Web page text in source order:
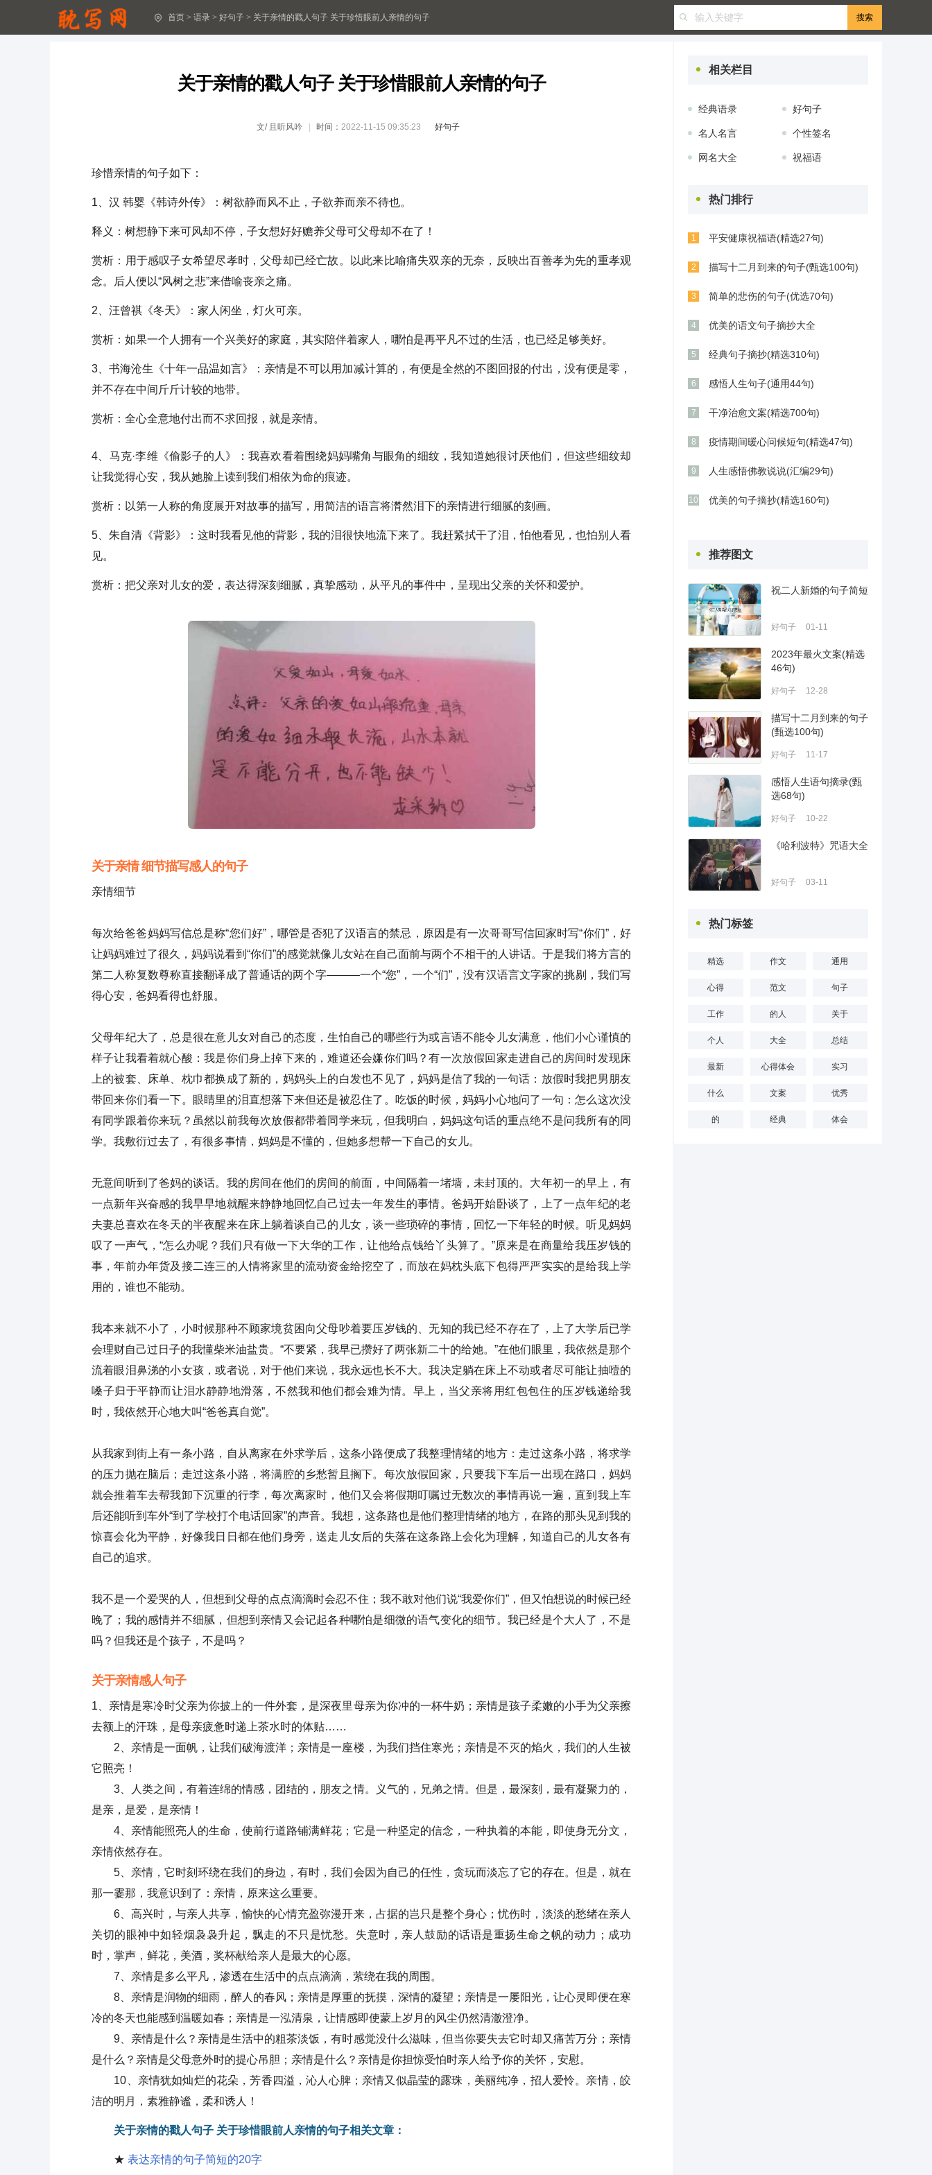
首页 > 语录 > 好句子 > 关于亲情的戳人句子 关于珍惜眼前人亲情的句子
关于亲情的戳人句子 关于珍惜眼前人亲情的句子
文/ 且听风吟 时间： 2022-11-15 09:35:23 好句子
珍惜亲情的句子如下：
1、汉 韩婴《韩诗外传》：树欲静而风不止，子欲养而亲不待也。
释义：树想静下来可风却不停，子女想好好赡养父母可父母却不在了！
赏析：用于感叹子女希望尽孝时，父母却已经亡故。以此来比喻痛失双亲的无奈，反映出百善孝为先的重孝观
念。后人便以“风树之悲”来借喻丧亲之痛。
2、汪曾祺《冬天》：家人闲坐，灯火可亲。
赏析：如果一个人拥有一个兴美好的家庭，其实陪伴着家人，哪怕是再平凡不过的生活，也已经足够美好。
3、书海沧生《十年一品温如言》：亲情是不可以用加减计算的，有便是全然的不图回报的付出，没有便是零，
并不存在中间斤斤计较的地带。
赏析：全心全意地付出而不求回报，就是亲情。
4、马克·李维《偷影子的人》：我喜欢看着围绕妈妈嘴角与眼角的细纹，我知道她很讨厌他们，但这些细纹却
让我觉得心安，我从她脸上读到我们相依为命的痕迹。
赏析：以第一人称的角度展开对故事的描写，用简洁的语言将潸然泪下的亲情进行细腻的刻画。
5、朱自清《背影》：这时我看见他的背影，我的泪很快地流下来了。我赶紧拭干了泪，怕他看见，也怕别人看
见。
赏析：把父亲对儿女的爱，表达得深刻细腻，真挚感动，从平凡的事件中，呈现出父亲的关怀和爱护。
关于亲情 细节描写感人的句子
亲情细节
每次给爸爸妈妈写信总是称“您们好”，哪管是否犯了汉语言的禁忌，原因是有一次哥哥写信回家时写“你们”，好
让妈妈难过了很久，妈妈说看到“你们”的感觉就像儿女站在自己面前与两个不相干的人讲话。于是我们将方言的
第二人称复数尊称直接翻译成了普通话的两个字———一个“您”，一个“们”，没有汉语言文字家的挑剔，我们写
得心安，爸妈看得也舒服。
父母年纪大了，总是很在意儿女对自己的态度，生怕自己的哪些行为或言语不能令儿女满意，他们小心谨慎的
样子让我看着就心酸：我是你们身上掉下来的，难道还会嫌你们吗？有一次放假回家走进自己的房间时发现床
上的被套、床单、枕巾都换成了新的，妈妈头上的白发也不见了，妈妈是信了我的一句话：放假时我把男朋友
带回来你们看一下。眼睛里的泪直想落下来但还是被忍住了。吃饭的时候，妈妈小心地问了一句：怎么这次没
有同学跟着你来玩？虽然以前我每次放假都带着同学来玩，但我明白，妈妈这句话的重点绝不是问我所有的同
学。我敷衍过去了，有很多事情，妈妈是不懂的，但她多想帮一下自己的女儿。
无意间听到了爸妈的谈话。我的房间在他们的房间的前面，中间隔着一堵墙，未封顶的。大年初一的早上，有
一点新年兴奋感的我早早地就醒来静静地回忆自己过去一年发生的事情。爸妈开始卧谈了，上了一点年纪的老
夫妻总喜欢在冬天的半夜醒来在床上躺着谈自己的儿女，谈一些琐碎的事情，回忆一下年轻的时候。听见妈妈
叹了一声气，“怎么办呢？我们只有做一下大华的工作，让他给点钱给丫头算了。”原来是在商量给我压岁钱的
事，年前办年货及接二连三的人情将家里的流动资金给挖空了，而放在妈枕头底下包得严严实实的是给我上学
用的，谁也不能动。
我本来就不小了，小时候那种不顾家境贫困向父母吵着要压岁钱的、无知的我已经不存在了，上了大学后已学
会理财自己过日子的我懂柴米油盐贵。“不要紧，我早已攒好了两张新二十的给她。”在他们眼里，我依然是那个
流着眼泪鼻涕的小女孩，或者说，对于他们来说，我永远也长不大。我决定躺在床上不动或者尽可能让抽噎的
嗓子归于平静而让泪水静静地滑落，不然我和他们都会难为情。早上，当父亲将用红包包住的压岁钱递给我
时，我依然开心地大叫“爸爸真自觉”。
从我家到街上有一条小路，自从离家在外求学后，这条小路便成了我整理情绪的地方：走过这条小路，将求学
的压力抛在脑后；走过这条小路，将满腔的乡愁暂且搁下。每次放假回家，只要我下车后一出现在路口，妈妈
就会推着车去帮我卸下沉重的行李，每次离家时，他们又会将假期叮嘱过无数次的事情再说一遍，直到我上车
后还能听到车外“到了学校打个电话回家”的声音。我想，这条路也是他们整理情绪的地方，在路的那头见到我的
惊喜会化为平静，好像我日日都在他们身旁，送走儿女后的失落在这条路上会化为理解，知道自己的儿女各有
自己的追求。
我不是一个爱哭的人，但想到父母的点点滴滴时会忍不住；我不敢对他们说“我爱你们”，但又怕想说的时候已经
晚了；我的感情并不细腻，但想到亲情又会记起各种哪怕是细微的语气变化的细节。我已经是个大人了，不是
吗？但我还是个孩子，不是吗？
关于亲情感人句子
1、亲情是寒冷时父亲为你披上的一件外套，是深夜里母亲为你冲的一杯牛奶；亲情是孩子柔嫩的小手为父亲擦
去额上的汗珠，是母亲疲惫时递上茶水时的体贴……
2、亲情是一面帆，让我们破海渡洋；亲情是一座楼，为我们挡住寒光；亲情是不灭的焰火，我们的人生被
它照亮！
3、人类之间，有着连绵的情感，团结的，朋友之情。义气的，兄弟之情。但是，最深刻，最有凝聚力的，
是亲，是爱，是亲情！
4、亲情能照亮人的生命，使前行道路铺满鲜花；它是一种坚定的信念，一种执着的本能，即使身无分文，
亲情依然存在。
5、亲情，它时刻环绕在我们的身边，有时，我们会因为自己的任性，贪玩而淡忘了它的存在。但是，就在
那一霎那，我意识到了：亲情，原来这么重要。
6、高兴时，与亲人共享，愉快的心情充盈弥漫开来，占据的岂只是整个身心；忧伤时，淡淡的愁绪在亲人
关切的眼神中如轻烟袅袅升起，飘走的不只是忧愁。失意时，亲人鼓励的话语是重扬生命之帆的动力；成功
时，掌声，鲜花，美酒，奖杯献给亲人是最大的心愿。
7、亲情是多么平凡，渗透在生活中的点点滴滴，萦绕在我的周围。
8、亲情是润物的细雨，醉人的春风；亲情是厚重的抚摸，深情的凝望；亲情是一屡阳光，让心灵即便在寒
冷的冬天也能感到温暖如春；亲情是一泓清泉，让情感即使蒙上岁月的风尘仍然清澈澄净。
9、亲情是什么？亲情是生活中的粗茶淡饭，有时感觉没什么滋味，但当你要失去它时却又痛苦万分；亲情
是什么？亲情是父母意外时的提心吊胆；亲情是什么？亲情是你担惊受怕时亲人给予你的关怀，安慰。
10、亲情犹如灿烂的花朵，芳香四溢，沁人心脾；亲情又似晶莹的露珠，美丽纯净，招人爱怜。亲情，皎
洁的明月，素雅静谧，柔和诱人！
关于亲情的戳人句子 关于珍惜眼前人亲情的句子相关文章：
★ 表达亲情的句子简短的20字
关于抗洪救灾的励志句子
2024年精选文艺古风句子合集96句
助学公益文案
父亲节文案(实用15篇)
月亮诗歌座右铭句子(通用30句)
读书座右铭句子30句精选
相关栏目
经典语录 好句子
名人名言 个性签名
网名大全 祝福语
热门排行
1 平安健康祝福语(精选27句)
2 描写十二月到来的句子(甄选100句)
3 简单的悲伤的句子(优选70句)
4 优美的语文句子摘抄大全
5 经典句子摘抄(精选310句)
6 感悟人生句子(通用44句)
7 干净治愈文案(精选700句)
8 疫情期间暖心问候短句(精选47句)
9 人生感悟佛教说说(汇编29句)
10 优美的句子摘抄(精选160句)
推荐图文
祝二人新婚的句子简短
好句子 01-11
2023年最火文案(精选
46句)
好句子 12-28
描写十二月到来的句子
(甄选100句)
好句子 11-17
感悟人生语句摘录(甄
选68句)
好句子 10-22
《哈利波特》咒语大全
好句子 03-11
热门标签
精选 作文 通用
心得 范文 句子
工作 的人 关于
个人 大全 总结
最新 心得体会 实习
什么 文案 优秀
的 经典 体会